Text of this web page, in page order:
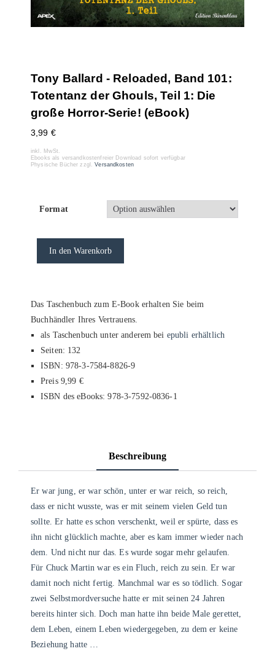
Tony Ballard - Reloaded, Band 101:
Totentanz der Ghouls, Teil 1: Die
große Horror-Serie! (eBook)
3,99 €
inkl. MwSt.
Ebooks als versandkostenfreier Download sofort verfügbar
Physische Bücher zzgl.Versandkosten
Format
In den Warenkorb
Das Taschenbuch zum E-Book erhalten Sie beim
Buchhändler Ihres Vertrauens.
als Taschenbuch unter anderem bei epubli erhältlich
Seiten: 132
ISBN: 978-3-7584-8826-9
Preis 9,99 €
ISBN des eBooks: 978-3-7592-0836-1
Beschreibung
Er war jung, er war schön, unter er war reich, so reich,
dass er nicht wusste, was er mit seinem vielen Geld tun
sollte. Er hatte es schon verschenkt, weil er spürte, dass es
ihn nicht glücklich machte, aber es kam immer wieder nach
dem. Und nicht nur das. Es wurde sogar mehr gelaufen.
Für Chuck Martin war es ein Fluch, reich zu sein. Er war
damit noch nicht fertig. Manchmal war es so tödlich. Sogar
zwei Selbstmordversuche hatte er mit seinen 24 Jahren
bereits hinter sich. Doch man hatte ihn beide Male gerettet,
dem Leben, einem Leben wiedergegeben, zu dem er keine
Beziehung hatte …